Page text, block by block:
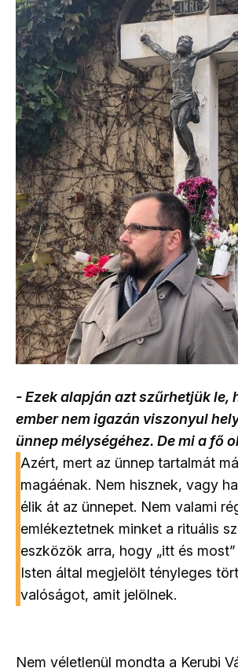
- Ezek alapján azt szűrhetjük le,
ember nem igazán viszonyul
ünnep mélységéhez. De mi a fő
Azért, mert az ünnep tartalmát
magáénak. Nem hisznek, vagy
élik át az ünnepet. Nem valami
emlékeztetnek minket a rituális
eszközök arra, hogy „itt és
Isten által megjelölt tényleges
valóságot, amit jelölnek.
Nem véletlenül mondta a Kerubi